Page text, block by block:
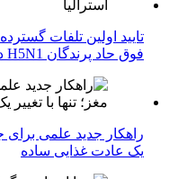
تایید اولین تلفات
فوق حاد پرندگان H5N1 در استرالیا
راهکار جدید علمی برای
یک عادت غذایی ساده